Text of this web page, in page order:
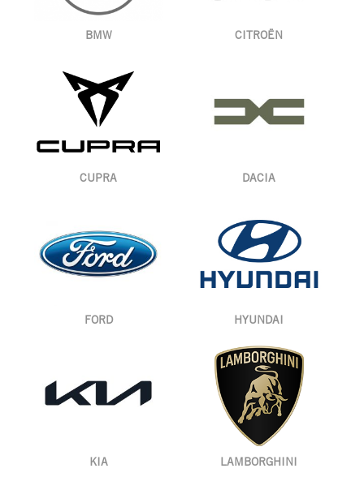
BMW CITROËN
CUPRA DACIA
FORD HYUNDAI
KIA LAMBORGHINI